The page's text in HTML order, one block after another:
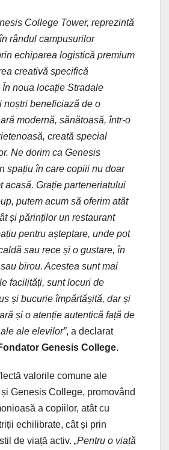
College Tower, reprezintă
rândul campusurilor
echiparea logistică premium
creativă specifică
noua locație Stradale
noștri beneficiază de o
modernă, sănătoasă, într-o
creată special
Ne dorim ca Genesis
spațiu în care copiii nu doar
acasă. Grație parteneriatului
putem acum să oferim atât
și părinților un restaurant
pentru așteptare, unde pot
sau rece și o gustare, în
birou. Acestea sunt mai
facilități, sunt locuri de
și bucurie împărtășită, dar și
și o atenție autentică față de
ale elevilor”, a declarat
Genesis College.
valorile comune ale
Genesis College, promovând
a copiilor, atât cu
echilibrate, cât și prin
de viață activ. „Pentru o viață